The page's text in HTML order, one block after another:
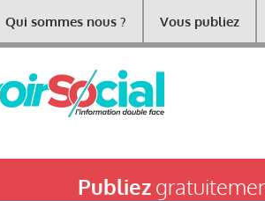
Qui sommes nous ? Vous publiez
Publiez